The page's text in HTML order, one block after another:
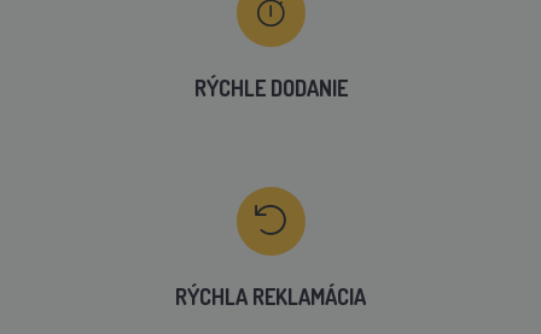
RÝCHLE DODANIE
RÝCHLA REKLAMÁCIA